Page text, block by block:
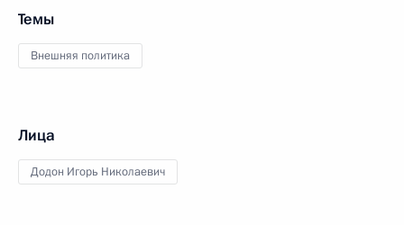
Темы
Внешняя политика
Лица
Додон Игорь Николаевич